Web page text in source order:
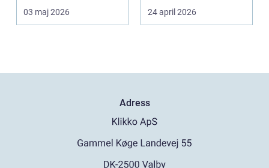
är ett stort st...
03 maj 2026
hållbar livsst...
24 april 2026
Adress